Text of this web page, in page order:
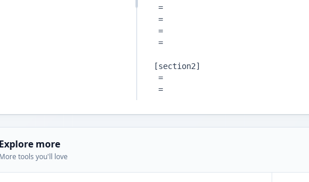
Explore more
More tools you'll love